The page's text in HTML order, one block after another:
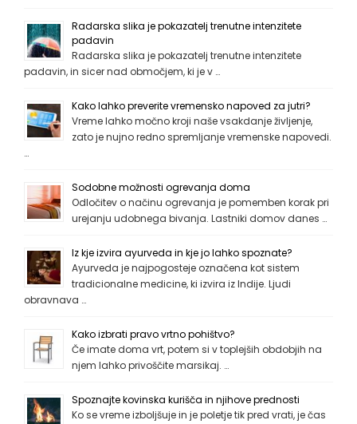
Radarska slika je pokazatelj trenutne intenzitete
padavin
Radarska slika je pokazatelj trenutne intenzitete
padavin, in sicer nad območjem, ki je v …
Kako lahko preverite vremensko napoved za jutri?
Vreme lahko močno kroji naše vsakdanje življenje,
zato je nujno redno spremljanje vremenske napovedi.
…
Sodobne možnosti ogrevanja doma
Odločitev o načinu ogrevanja je pomemben korak pri
urejanju udobnega bivanja. Lastniki domov danes …
Iz kje izvira ayurveda in kje jo lahko spoznate?
Ayurveda je najpogosteje označena kot sistem
tradicionalne medicine, ki izvira iz Indije. Ljudi
obravnava …
Kako izbrati pravo vrtno pohištvo?
Če imate doma vrt, potem si v toplejših obdobjih na
njem lahko privoščite marsikaj. …
Spoznajte kovinska kurišča in njihove prednosti
Ko se vreme izboljšuje in je poletje tik pred vrati, je čas